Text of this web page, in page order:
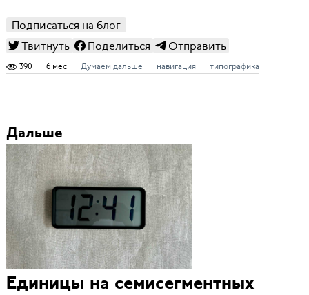
Подписаться на блог
Твитнуть
Поделиться Отправить
390 6 мес Думаем дальше навигация типографика
Дальше
Единицы на семисегментных